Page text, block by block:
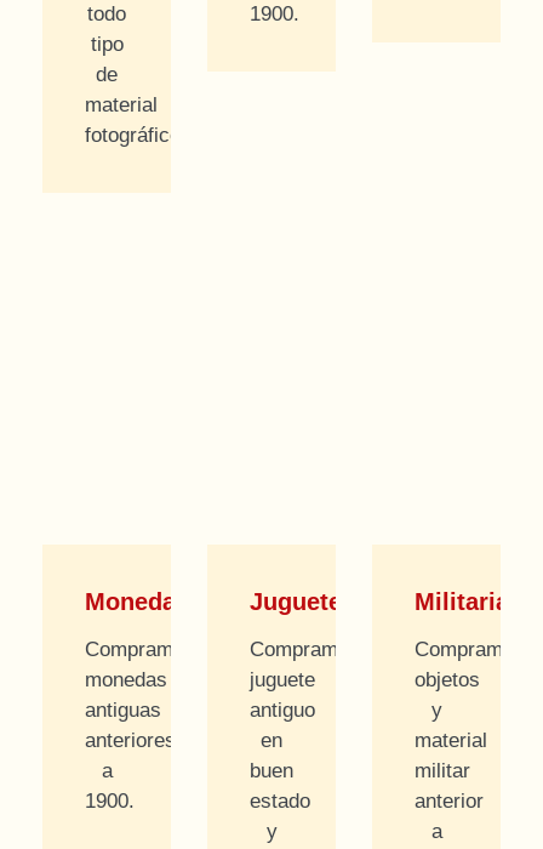
todo
tipo
de
material
fotográfico.
1900.
Monedas
Compramos
monedas
antiguas
anteriores
a
1900.
Juguetes
Compramos
juguete
antiguo
en
buen
estado
y
Militaria
Compramos
objetos
y
material
militar
anterior
a